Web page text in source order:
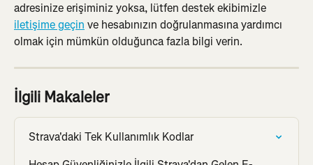
adresinize erişiminiz yoksa, lütfen destek ekibimizle
iletişime geçin ve hesabınızın doğrulanmasına yardımcı
olmak için mümkün olduğunca fazla bilgi verin.
İlgili Makaleler
Strava'daki Tek Kullanımlık Kodlar